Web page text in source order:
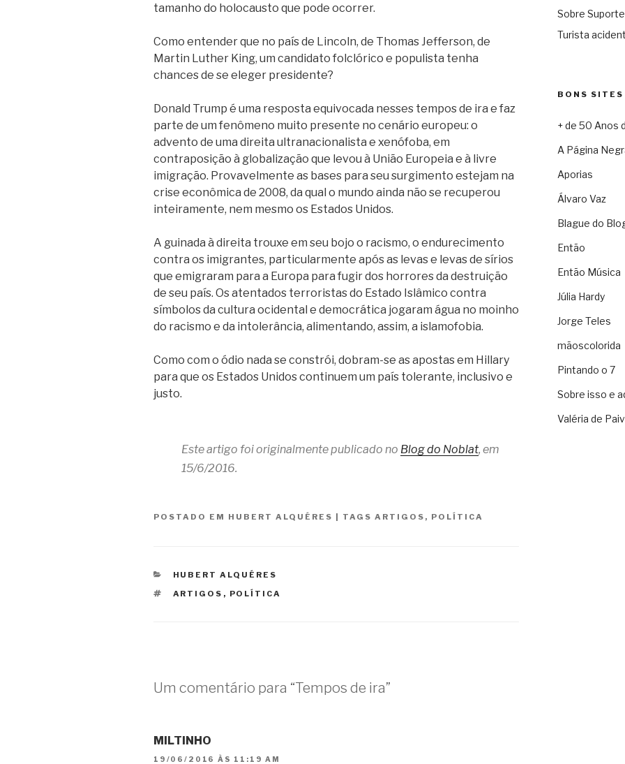
tamanho do holocausto que pode ocorrer.
Como entender que no país de Lincoln, de Thomas Jefferson, de
Martin Luther King, um candidato folclórico e populista tenha
chances de se eleger presidente?
Donald Trump é uma resposta equivocada nesses tempos de ira e faz
parte de um fenômeno muito presente no cenário europeu: o
advento de uma direita ultranacionalista e xenófoba, em
contraposição à globalização que levou à União Europeia e à livre
imigração. Provavelmente as bases para seu surgimento estejam na
crise econômica de 2008, da qual o mundo ainda não se recuperou
inteiramente, nem mesmo os Estados Unidos.
A guinada à direita trouxe em seu bojo o racismo, o endurecimento
contra os imigrantes, particularmente após as levas e levas de sírios
que emigraram para a Europa para fugir dos horrores da destruição
de seu país. Os atentados terroristas do Estado Islâmico contra
símbolos da cultura ocidental e democrática jogaram água no moinho
do racismo e da intolerância, alimentando, assim, a islamofobia.
Como com o ódio nada se constrói, dobram-se as apostas em Hillary
para que os Estados Unidos continuem um país tolerante, inclusivo e
justo.
Este artigo foi originalmente publicado no Blog do Noblat, em
15/6/2016.
POSTADO EM HUBERT ALQUÉRES | TAGS ARTIGOS , POLÍTICA
CATEGORIAS
HUBERT ALQUÉRES
TAGS
ARTIGOS , POLÍTICA
Um comentário para “Tempos de ira”
MILTINHO
19/06/2016 ÀS 11:19 AM
Sobre
Turista
BONS SITES
+ de 50 Anos
A Página
Aporias
Álvaro Vaz
Blague do
Então
Então Música
Júlia Hardy
Jorge Teles
mãoscolorida
Pintando o 7
Sobre isso e
Valéria de